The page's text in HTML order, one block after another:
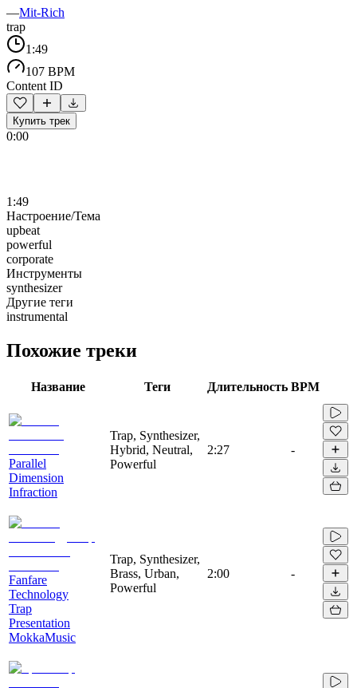
—Mit-Rich
trap
1:49
107 BPM
Content ID
Купить трек
0:00
1:49
Настроение/Тема
upbeat
powerful
corporate
Инструменты
synthesizer
Другие теги
instrumental
Похожие треки
Название Теги Длительность BPM
Parallel
Dimension
Infraction
Trap, Synthesizer,
Hybrid, Neutral,
Powerful
2:27 -
Fanfare
Technology
Trap
Presentation
MokkaMusic
Trap, Synthesizer,
Brass, Urban,
Powerful
2:00 -